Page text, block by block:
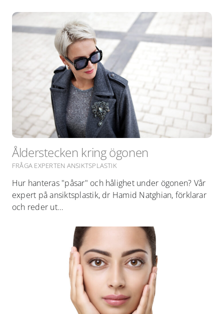
Ålderstecken kring ögonen
FRÅGA EXPERTEN ANSIKTSPLASTIK
Hur hanteras "påsar" och hålighet under ögonen? Vår
expert på ansiktsplastik, dr Hamid Natghian, förklarar
och reder ut…